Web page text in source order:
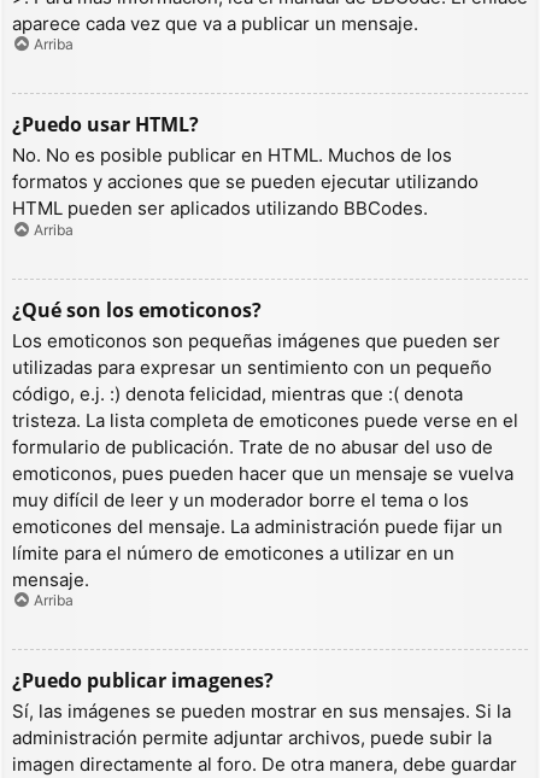
aparece cada vez que va a publicar un mensaje.
Arriba
¿Puedo usar HTML?
No. No es posible publicar en HTML. Muchos de los
formatos y acciones que se pueden ejecutar utilizando
HTML pueden ser aplicados utilizando BBCodes.
Arriba
¿Qué son los emoticonos?
Los emoticonos son pequeñas imágenes que pueden ser
utilizadas para expresar un sentimiento con un pequeño
código, e.j. :) denota felicidad, mientras que :( denota
tristeza. La lista completa de emoticones puede verse en el
formulario de publicación. Trate de no abusar del uso de
emoticonos, pues pueden hacer que un mensaje se vuelva
muy difícil de leer y un moderador borre el tema o los
emoticones del mensaje. La administración puede fijar un
límite para el número de emoticones a utilizar en un
mensaje.
Arriba
¿Puedo publicar imagenes?
Sí, las imágenes se pueden mostrar en sus mensajes. Si la
administración permite adjuntar archivos, puede subir la
imagen directamente al foro. De otra manera, debe guardar